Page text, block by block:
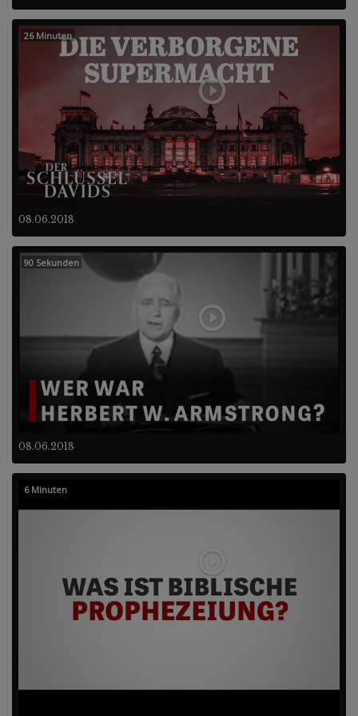
08.06.2018
26 Minuten
08.06.2018
90 Sekunden
6 Minuten